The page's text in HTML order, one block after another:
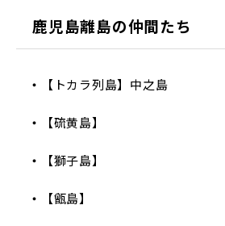
鹿児島離島の仲間たち
【トカラ列島】中之島
【硫黄島】
【獅子島】
【甑島】